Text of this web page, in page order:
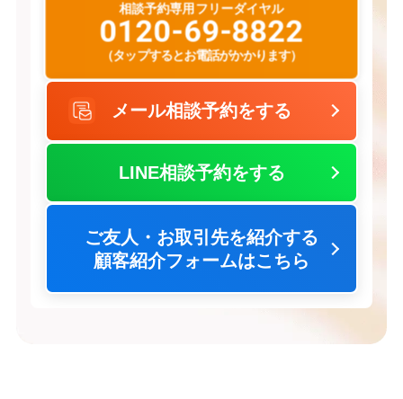
相談予約専用フリーダイヤル
0120-69-8822
（タップするとお電話がかかります）
メール相談予約をする
LINE相談予約をする
ご友人・お取引先を紹介する
顧客紹介フォームはこちら